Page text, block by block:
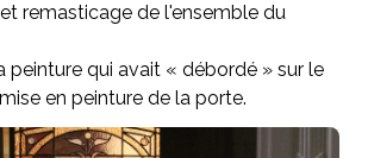
remasticage de l'ensemble du
peinture qui avait « débordé » sur le
en peinture de la porte.